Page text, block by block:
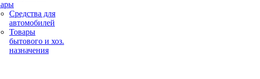
Средства для
автомобилей
Товары
бытового и хоз.
назначения